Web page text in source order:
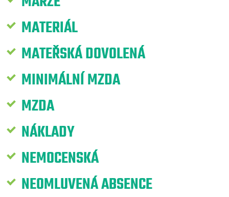
MATERIÁL
MATEŘSKÁ DOVOLENÁ
MINIMÁLNÍ MZDA
MZDA
NÁKLADY
NEMOCENSKÁ
NEOMLUVENÁ ABSENCE